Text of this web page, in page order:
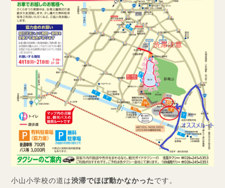
小山小学校の道は渋滞でほぼ動かなかったです。